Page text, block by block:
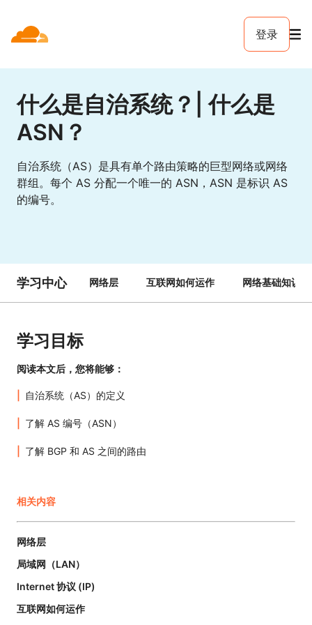
登录
什么是自治系统？| 什么是
ASN？
自治系统（AS）是具有单个路由策略的巨型网络或网络
群组。每个 AS 分配一个唯一的 ASN，ASN 是标识 AS
的编号。
学习中心 网络层 互联网如何运作 网络基础知识
学习目标
阅读本文后，您将能够：
自治系统（AS）的定义
了解 AS 编号（ASN）
了解 BGP 和 AS 之间的路由
相关内容
网络层
局域网（LAN）
Internet 协议 (IP)
互联网如何运作